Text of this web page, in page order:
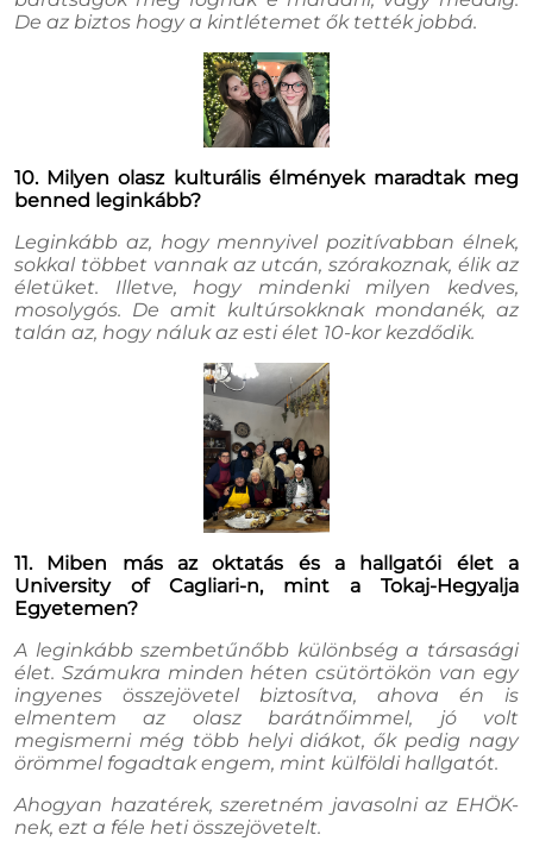
De az biztos hogy a kintlétemet ők tették jobbá.
10. Milyen olasz kulturális élmények maradtak meg
benned leginkább?
Leginkább az, hogy mennyivel pozitívabban élnek,
sokkal többet vannak az utcán, szórakoznak, élik az
életüket. Illetve, hogy mindenki milyen kedves,
mosolygós. De amit kultúrsokknak mondanék, az
talán az, hogy náluk az esti élet 10-kor kezdődik.
11. Miben más az oktatás és a hallgatói élet a
University of Cagliari-n, mint a Tokaj-Hegyalja
Egyetemen?
A leginkább szembetűnőbb különbség a társasági
élet. Számukra minden héten csütörtökön van egy
ingyenes összejövetel biztosítva, ahova én is
elmentem az olasz barátnőimmel, jó volt
megismerni még több helyi diákot, ők pedig nagy
örömmel fogadtak engem, mint külföldi hallgatót.
Ahogyan hazatérek, szeretném javasolni az EHÖK-
nek, ezt a féle heti összejövetelt.